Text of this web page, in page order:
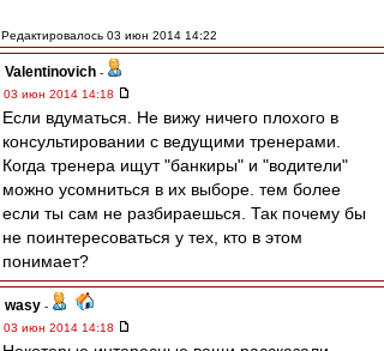
Редактировалось 03 июн 2014 14:22
Valentinovich -
03 июн 2014 14:18
Если вдуматься. Не вижу ничего плохого в
консультировании с ведущими тренерами.
Когда тренера ищут "банкиры" и "водители"
можно усомниться в их выборе. тем более
если ты сам не разбираешься. Так почему бы
не поинтересоваться у тех, кто в этом
понимает?
wasy -
03 июн 2014 14:18